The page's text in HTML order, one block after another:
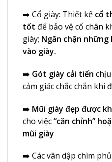
➡️ Cổ giày: Thiết kế cổ
tốt để bảo vệ cổ chân
giày; Ngăn chặn
vào giày.
➡️ Gót giày cải tiến
cảm giác chắc chắn khi
➡️ Mũi giày đẹp được
cho việc“căn chỉnh”
mũi giày
➡️ Các vân dập chìm